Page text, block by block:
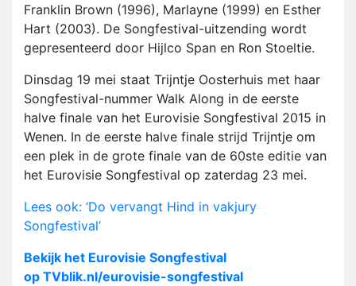
Franklin Brown (1996), Marlayne (1999) en Esther
Hart (2003). De Songfestival-uitzending wordt
gepresenteerd door Hijlco Span en Ron Stoeltie.
Dinsdag 19 mei staat Trijntje Oosterhuis met haar
Songfestival-nummer Walk Along in de eerste
halve finale van het Eurovisie Songfestival 2015 in
Wenen. In de eerste halve finale strijd Trijntje om
een plek in de grote finale van de 60ste editie van
het Eurovisie Songfestival op zaterdag 23 mei.
Lees ook: ‘Do vervangt Hind in vakjury
Songfestival’
Bekijk het Eurovisie Songfestival
op TVblik.nl/eurovisie-songfestival